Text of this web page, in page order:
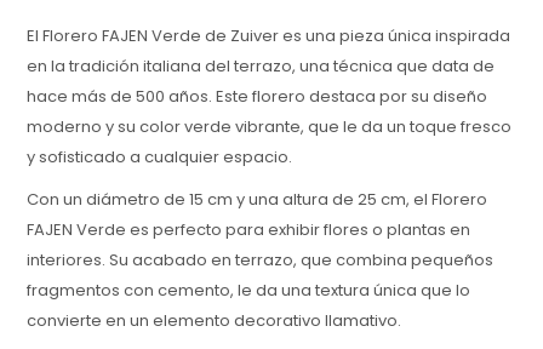
El Florero FAJEN Verde de Zuiver es una pieza única inspirada
en la tradición italiana del terrazo, una técnica que data de
hace más de 500 años. Este florero destaca por su diseño
moderno y su color verde vibrante, que le da un toque fresco
y sofisticado a cualquier espacio.
Con un diámetro de 15 cm y una altura de 25 cm, el Florero
FAJEN Verde es perfecto para exhibir flores o plantas en
interiores. Su acabado en terrazo, que combina pequeños
fragmentos con cemento, le da una textura única que lo
convierte en un elemento decorativo llamativo.